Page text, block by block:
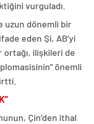
vurguladı.
uzun dönemli bir
eden Şi, AB’yi
ilişkileri de
önemli
Çin’den ithal